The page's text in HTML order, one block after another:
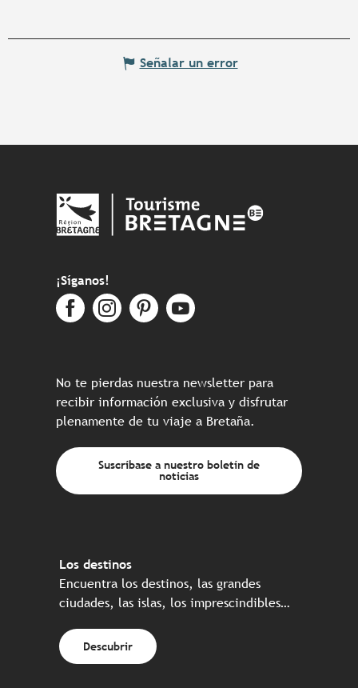
Señalar un error
¡Síganos!
No te pierdas nuestra newsletter para
recibir información exclusiva y disfrutar
plenamente de tu viaje a Bretaña.
Suscríbase a nuestro boletín de
noticias
Los destinos
Encuentra los destinos, las grandes
ciudades, las islas, los imprescindibles…
Descubrir